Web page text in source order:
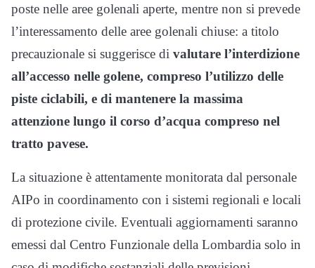
poste nelle aree golenali aperte, mentre non si prevede
l’interessamento delle aree golenali chiuse: a titolo
precauzionale si suggerisce di valutare l’interdizione
all’accesso nelle golene, compreso l’utilizzo delle
piste ciclabili, e di mantenere la massima
attenzione lungo il corso d’acqua compreso nel
tratto pavese.
La situazione è attentamente monitorata dal personale
AIPo in coordinamento con i sistemi regionali e locali
di protezione civile. Eventuali aggiornamenti saranno
emessi dal Centro Funzionale della Lombardia solo in